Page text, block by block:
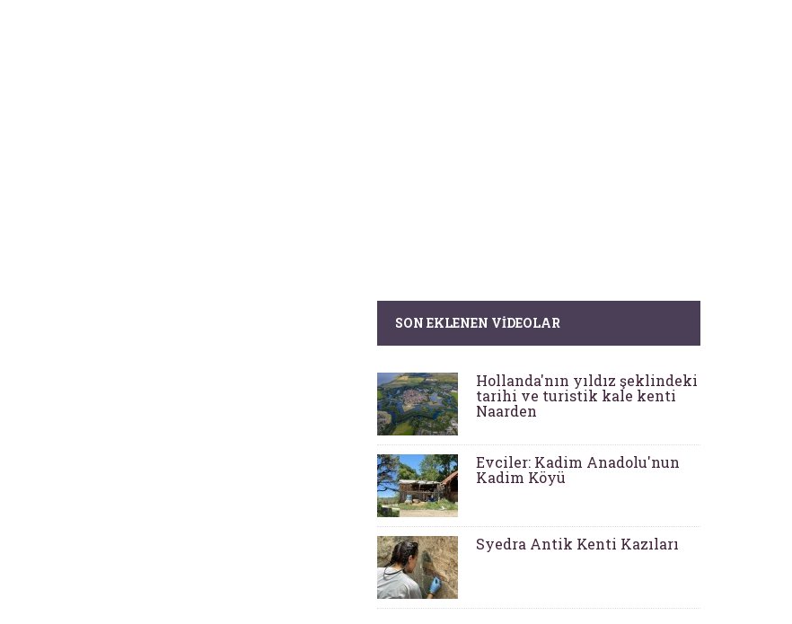
SON EKLENEN VIDEOLAR
Hollanda'nın yıldız şeklindeki
tarihi ve turistik kale kenti
Naarden
Evciler: Kadim Anadolu'nun
Kadim Köyü
Syedra Antik Kenti Kazıları